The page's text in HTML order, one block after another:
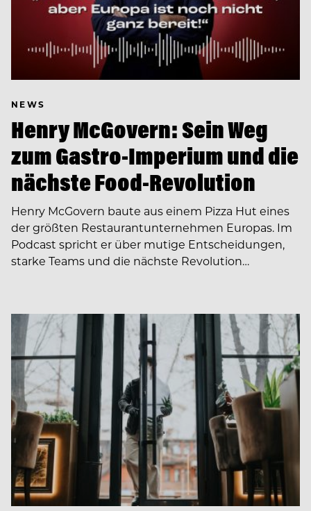
NEWS
Henry McGovern: Sein Weg
zum Gastro-Imperium und die
nächste Food-Revolution
Henry McGovern baute aus einem Pizza Hut eines
der größten Restaurantunternehmen Europas. Im
Podcast spricht er über mutige Entscheidungen,
starke Teams und die nächste Revolution…